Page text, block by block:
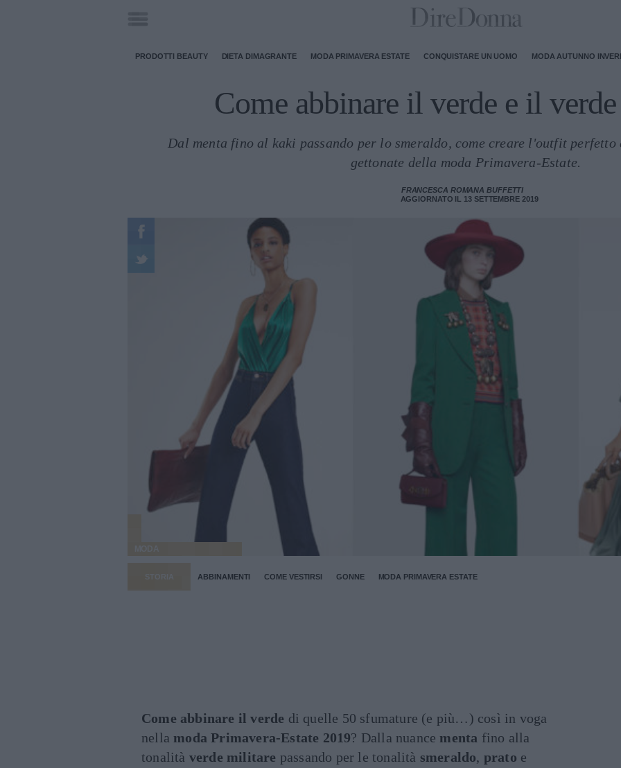
PRODOTTI BEAUTY DIETA DIMAGRANTE MODA PRIMAVERA ESTATE CONQUISTARE UN UOMO MODA AUTUNNO
Come abbinare il verde e il
Dal menta fino al kaki passando per lo smeraldo, come creare l'outfit perfetto
gettonate della moda Primavera-Estate.
FRANCESCA ROMANA BUFFETTI
AGGIORNATO IL 13 SETTEMBRE 2019
MODA
STORIA ABBINAMENTI COME VESTIRSI GONNE MODA PRIMAVERA ESTATE
Come abbinare il verde di quelle 50 sfumature (e più…) così in voga
nella moda Primavera-Estate 2019? Dalla nuance menta fino alla
tonalità verde militare passando per le tonalità smeraldo, prato e